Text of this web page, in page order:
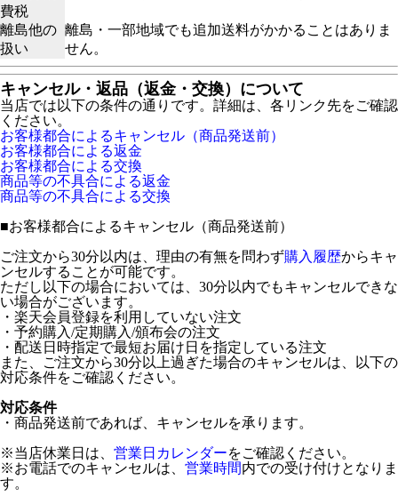
費税
離島他の
扱い
離島・一部地域でも追加送料がかかることはありま
せん。
キャンセル・返品（返金・交換）について
当店では以下の条件の通りです。詳細は、各リンク先をご確認
ください。
お客様都合によるキャンセル（商品発送前）
お客様都合による返金
お客様都合による交換
商品等の不具合による返金
商品等の不具合による交換
■お客様都合によるキャンセル（商品発送前）
ご注文から30分以内は、理由の有無を問わず購入履歴からキャ
ンセルすることが可能です。
ただし以下の場合においては、30分以内でもキャンセルできな
い場合がございます。
・楽天会員登録を利用していない注文
・予約購入/定期購入/頒布会の注文
・配送日時指定で最短お届け日を指定している注文
また、ご注文から30分以上過ぎた場合のキャンセルは、以下の
対応条件をご確認ください。
対応条件
・商品発送前であれば、キャンセルを承ります。
※当店休業日は、 営業日カレンダーをご確認ください。
※お電話でのキャンセルは、 営業時間内での受け付けとなりま
す。